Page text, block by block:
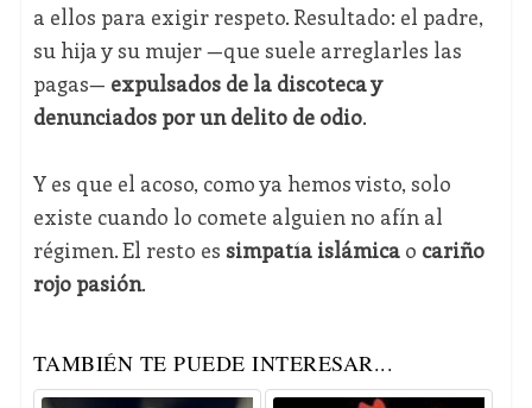
a ellos para exigir respeto. Resultado: el padre,
su hija y su mujer —que suele arreglarles las
pagas— expulsados de la discoteca y
denunciados por un delito de odio.
Y es que el acoso, como ya hemos visto, solo
existe cuando lo comete alguien no afín al
régimen. El resto es simpatía islámicao cariño
rojo pasión.
TAMBIÉN TE PUEDE INTERESAR...